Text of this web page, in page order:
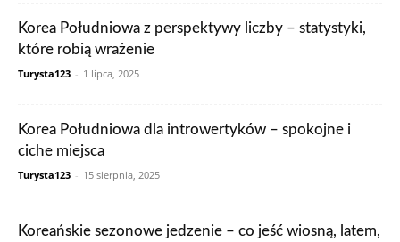
Korea Południowa z perspektywy liczby – statystyki,
które robią wrażenie
Turysta123 - 1 lipca, 2025
Korea Południowa dla introwertyków – spokojne i
ciche miejsca
Turysta123 - 15 sierpnia, 2025
Koreańskie sezonowe jedzenie – co jeść wiosną, latem,